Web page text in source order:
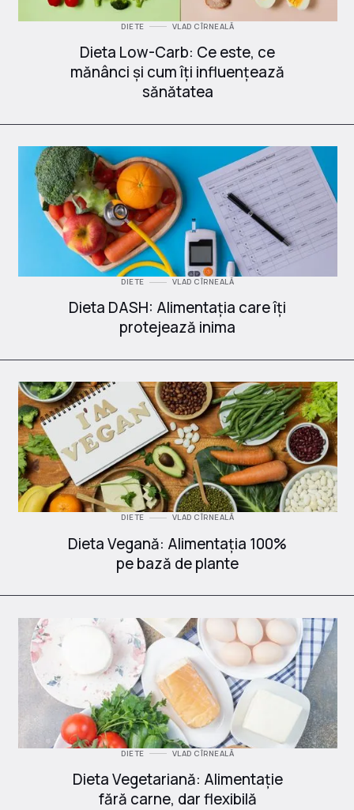
DIETE VLAD CÎRNEALĂ
Dieta Low-Carb: Ce este, ce
mănânci și cum îți influențează
sănătatea
DIETE VLAD CÎRNEALĂ
Dieta DASH: Alimentația care îți
protejează inima
DIETE VLAD CÎRNEALĂ
Dieta Vegană: Alimentația 100%
pe bază de plante
DIETE VLAD CÎRNEALĂ
Dieta Vegetariană: Alimentație
fără carne, dar flexibilă